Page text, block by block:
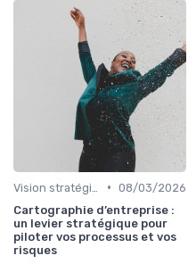
• 08/03/2026
Cartographie d’entreprise :
un levier stratégique pour
piloter vos processus et vos
risques